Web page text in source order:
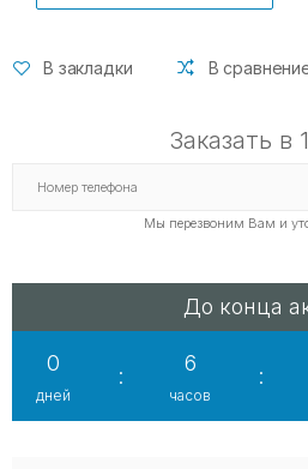
В закладки В
Заказать в
Мы перезвоним Вам и
До конца
0
дней
:
6
часов
: